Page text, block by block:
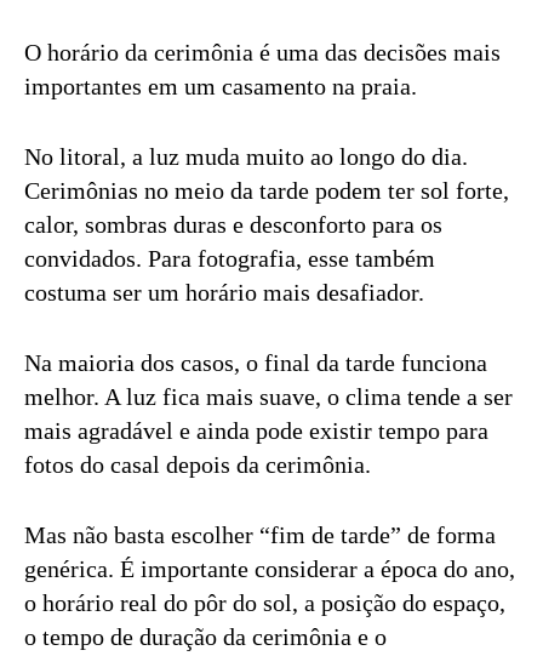
O horário da cerimônia é uma das decisões mais
importantes em um casamento na praia.
No litoral, a luz muda muito ao longo do dia.
Cerimônias no meio da tarde podem ter sol forte,
calor, sombras duras e desconforto para os
convidados. Para fotografia, esse também
costuma ser um horário mais desafiador.
Na maioria dos casos, o final da tarde funciona
melhor. A luz fica mais suave, o clima tende a ser
mais agradável e ainda pode existir tempo para
fotos do casal depois da cerimônia.
Mas não basta escolher “fim de tarde” de forma
genérica. É importante considerar a época do ano,
o horário real do pôr do sol, a posição do espaço,
o tempo de duração da cerimônia e o